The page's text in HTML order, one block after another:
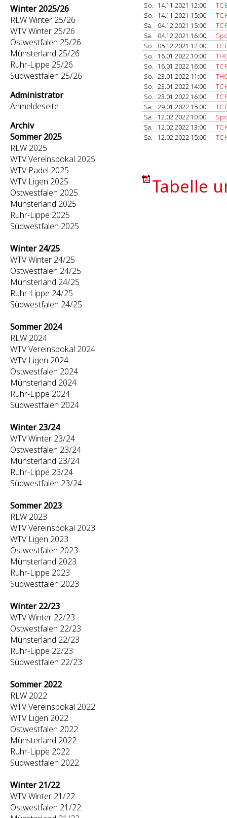
Winter 2025/26
RLW Winter 25/26
WTV Winter 25/26
Ostwestfalen 25/26
Münsterland 25/26
Ruhr-Lippe 25/26
Südwestfalen 25/26
Administrator
Anmeldeseite
Archiv
Sommer 2025
RLW 2025
WTV Vereinspokal 2025
WTV Padel 2025
WTV Ligen 2025
Ostwestfalen 2025
Münsterland 2025
Ruhr-Lippe 2025
Südwestfalen 2025
Winter 24/25
WTV Winter 24/25
Ostwestfalen 24/25
Münsterland 24/25
Ruhr-Lippe 24/25
Südwestfalen 24/25
Sommer 2024
RLW 2024
WTV Vereinspokal 2024
WTV Ligen 2024
Ostwestfalen 2024
Münsterland 2024
Ruhr-Lippe 2024
Südwestfalen 2024
Winter 23/24
WTV Winter 23/24
Ostwestfalen 23/24
Münsterland 23/24
Ruhr-Lippe 23/24
Südwestfalen 23/24
Sommer 2023
RLW 2023
WTV Vereinspokal 2023
WTV Ligen 2023
Ostwestfalen 2023
Münsterland 2023
Ruhr-Lippe 2023
Südwestfalen 2023
Winter 22/23
WTV Winter 22/23
Ostwestfalen 22/23
Münsterland 22/23
Ruhr-Lippe 22/23
Südwestfalen 22/23
Sommer 2022
RLW 2022
WTV Vereinspokal 2022
WTV Ligen 2022
Ostwestfalen 2022
Münsterland 2022
Ruhr-Lippe 2022
Südwestfalen 2022
Winter 21/22
WTV Winter 21/22
Ostwestfalen 21/22
So. 14.11.2021 12:00
TC
So. 14.11.2021 15:00
TC
Sa.
04.12.2021 15:00
TC
Sa.
04.12.2021 16:00
So. 05.12.2021 12:00
TC
So. 16.01.2022 10:00
So. 16.01.2022 16:00
TC
So. 23.01.2022 11:00
So. 23.01.2022 14:00
TC
So. 23.01.2022 16:00
TC
Sa.
29.01.2022 15:00
TC
Sa.
12.02.2022 10:00
Sa.
12.02.2022 13:00
TC
Sa.
12.02.2022 15:00 TC
Tabelle